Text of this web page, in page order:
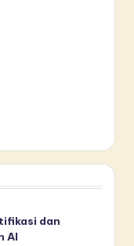
dan
AI